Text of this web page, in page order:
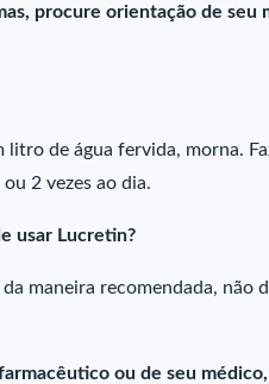
procure orientação de seu
de água fervida, morna.
2 vezes ao dia.
usar Lucretin?
maneira recomendada, não
ou de seu